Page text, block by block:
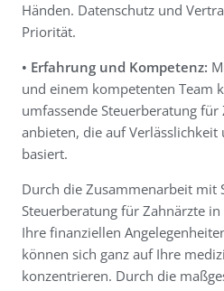
Händen. Datenschutz und
Priorität.
• Erfahrung und Kompetenz:
und einem kompetenten Team
umfassende Steuerberatung
anbieten, die auf
basiert.
Durch die Zusammenarbeit mit
Steuerberatung für Zahnärzte
Ihre finanziellen
können sich ganz auf Ihre
konzentrieren. Durch die